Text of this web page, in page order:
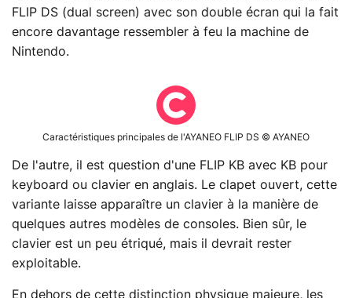
FLIP DS (dual screen) avec son double écran qui la fait
encore davantage ressembler à feu la machine de
Nintendo.
Caractéristiques principales de l'AYANEO FLIP DS © AYANEO
De l'autre, il est question d'une FLIP KB avec KB pour
keyboard ou clavier en anglais. Le clapet ouvert, cette
variante laisse apparaître un clavier à la manière de
quelques autres modèles de consoles. Bien sûr, le
clavier est un peu étriqué, mais il devrait rester
exploitable.
En dehors de cette distinction physique majeure, les